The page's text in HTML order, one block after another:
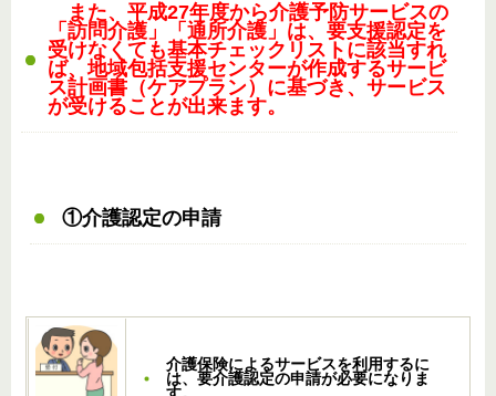
また、平成27年度から介護予防サービスの
「訪問介護」「通所介護」は、要支援認定を
受けなくても基本チェックリストに該当すれ
ば、地域包括支援センターが作成するサービ
ス計画書（ケアプラン）に基づき、サービス
が受けることが出来ます。
①介護認定の申請
介護保険によるサービスを利用するに
は、要介護認定の申請が必要になりま